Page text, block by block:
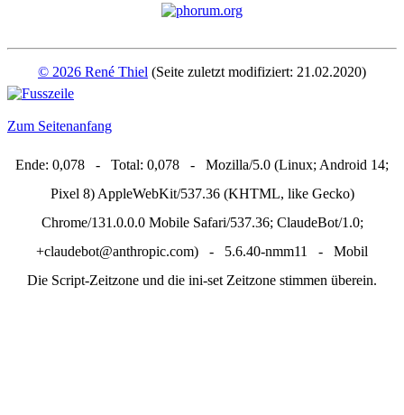
© 2026 René Thiel (Seite zuletzt modifiziert: 21.02.2020)
Zum Seitenanfang
Ende: 0,078 - Total: 0,078 - Mozilla/5.0 (Linux; Android 14;
Pixel 8) AppleWebKit/537.36 (KHTML, like Gecko)
Chrome/131.0.0.0 Mobile Safari/537.36; ClaudeBot/1.0;
+claudebot@anthropic.com) - 5.6.40-nmm11 - Mobil
Die Script-Zeitzone und die ini-set Zeitzone stimmen überein.